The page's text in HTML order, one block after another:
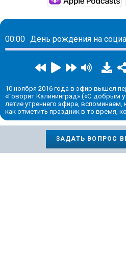
00:00
10 ноября 2016 года в эфир вышел
«Говорит Калининград» («С добрым
летие утреннего эфира,
как отметить праздник в то время,
ЗАДАТЬ ВОПРОС